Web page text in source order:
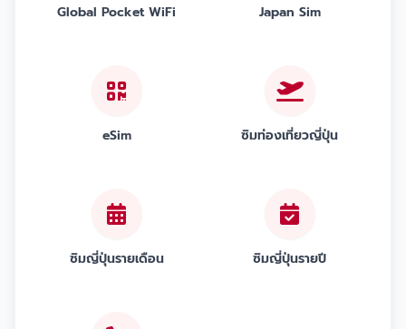
Global Pocket WiFi Japan Sim
eSim ซิมท่องเที่ยวญี่ปุ่น
ซิมญี่ปุ่นรายเดือน ซิมญี่ปุ่นรายปี